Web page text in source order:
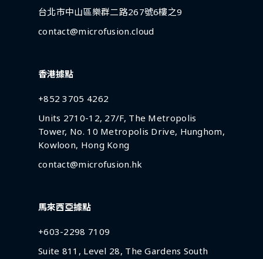
台北市中山區樂群二路267號6樓之9
contact@microfusion.cloud
香港據點
+852 3705 4262
Units 2710-12, 27/F, The Metropolis
Tower, No. 10 Metropolis Drive, Hunghom,
Kowloon, Hong Kong
contact@microfusion.hk
馬來西亞據點
+603-2298 7109
Suite 811, Level 28, The Gardens South